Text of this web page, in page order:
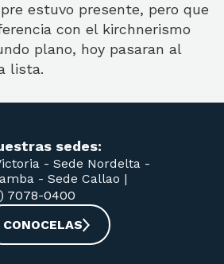
estuvo presente, pero que
con el kirchnerismo
plano, hoy pasaran al
lista.
sedes:
- Sede Nordelta -
- Sede Callao |
7078-0400
CONOCELAS